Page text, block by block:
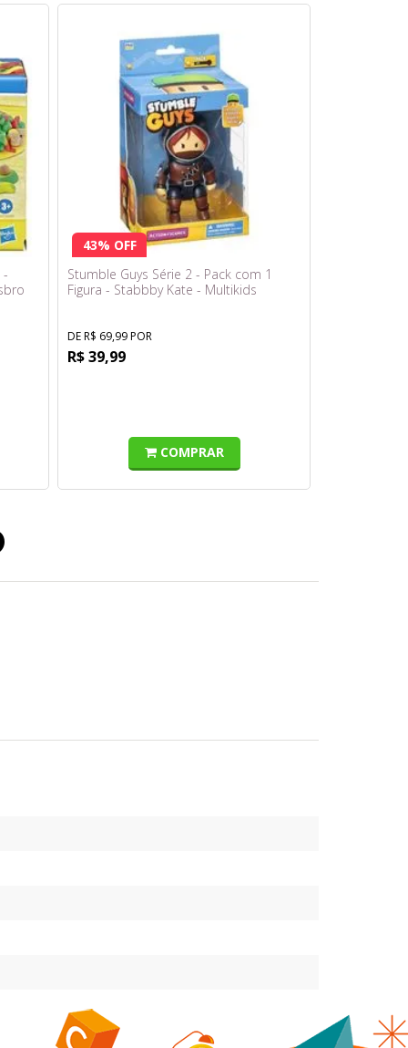
-
43% OFF
Stumble Guys Série 2 - Pack com 1
Figura - Stabbby Kate - Multikids
DE R$ 69,99 POR
R$ 39,99
COMPRAR